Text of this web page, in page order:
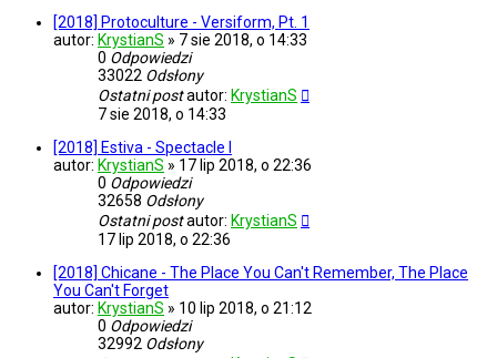
[2018] Protoculture - Versiform, Pt. 1
autor: KrystianS » 7 sie 2018, o 14:33
0 Odpowiedzi
33022 Odsłony
Ostatni postautor: KrystianS
7 sie 2018, o 14:33
[2018] Estiva - Spectacle I
autor: KrystianS » 17 lip 2018, o 22:36
0 Odpowiedzi
32658 Odsłony
Ostatni postautor: KrystianS
17 lip 2018, o 22:36
[2018] Chicane - The Place You Can't Remember, The Place
You Can't Forget
autor: KrystianS » 10 lip 2018, o 21:12
0 Odpowiedzi
32992 Odsłony